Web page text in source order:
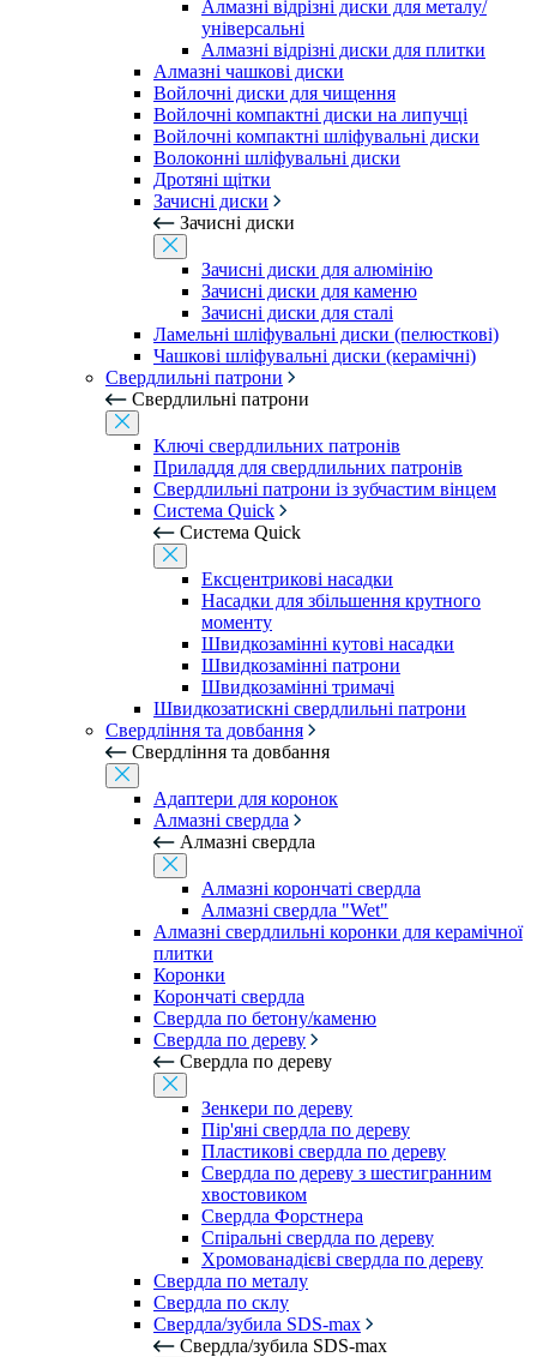
Алмазні відрізні диски для металу/
універсальні
Алмазні відрізні диски для плитки
Алмазні чашкові диски
Войлочні диски для чищення
Войлочні компактні диски на липучці
Войлочні компактні шліфувальні диски
Волоконні шліфувальні диски
Дротяні щітки
Зачисні диски
Зачисні диски
Зачисні диски для алюмінію
Зачисні диски для каменю
Зачисні диски для сталі
Ламельні шліфувальні диски (пелюсткові)
Чашкові шліфувальні диски (керамічні)
Свердлильні патрони
Свердлильні патрони
Ключі свердлильних патронів
Приладдя для свердлильних патронів
Свердлильні патрони із зубчастим вінцем
Система Quick
Система Quick
Ексцентрикові насадки
Насадки для збільшення крутного
моменту
Швидкозамінні кутові насадки
Швидкозамінні патрони
Швидкозамінні тримачі
Швидкозатискні свердлильні патрони
Свердління та довбання
Свердління та довбання
Адаптери для коронок
Алмазні свердла
Алмазні свердла
Алмазні корончаті свердла
Алмазні свердла "Wet"
Алмазні свердлильні коронки для керамічної
плитки
Коронки
Корончаті свердла
Свердла по бетону/каменю
Свердла по дереву
Свердла по дереву
Зенкери по дереву
Пір'яні свердла по дереву
Пластикові свердла по дереву
Свердла по дереву з шестигранним
хвостовиком
Свердла Форстнера
Спіральні свердла по дереву
Хромованадієві свердла по дереву
Свердла по металу
Свердла по склу
Свердла/зубила SDS-max
Свердла/зубила SDS-max